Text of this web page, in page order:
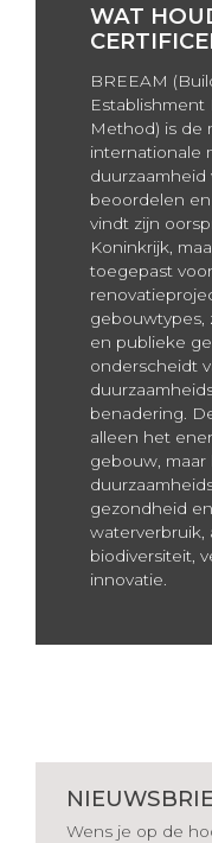
WAT
BREEAM
Establishment
Method) is de
internationale
beoordelen
vindt zijn
Koninkrijk,
toegepast
gebouwtypes,
en publieke
onderscheidt
benadering.
alleen het
gebouw,
gezondheid
waterverbruik,
biodiversiteit,
innovatie.
Wens je op de